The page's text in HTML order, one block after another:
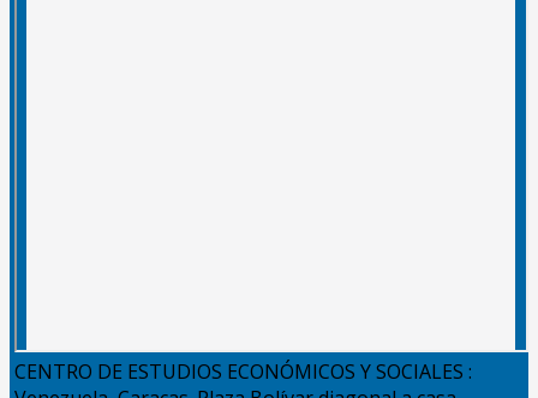
CENTRO DE ESTUDIOS ECONÓMICOS Y SOCIALES :